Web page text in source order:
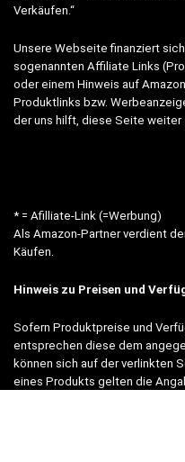
Verkäufen.“
Unsere Webseite finanziert
sogenannten Affiliate Links
oder einem Hinweis auf
Produktlinks bzw.
der uns hilft, diese Seite weiter
* = Afilliate-Link (=Werbung)
Als Amazon-Partner verdient
Käufen.
Hinweis zu Preisen und
Sofern Produktpreise und
entsprechen diese dem
können sich auf der verlinkten
eines Produkts gelten die